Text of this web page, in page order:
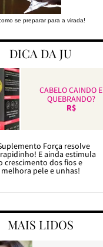
se preparar para a virada!
DICA DA JU
CABELO CAINDO E
QUEBRANDO?
R$
Força resolve
E ainda estimula
crescimento dos fios e
melhora pele e unhas!
MAIS LIDOS